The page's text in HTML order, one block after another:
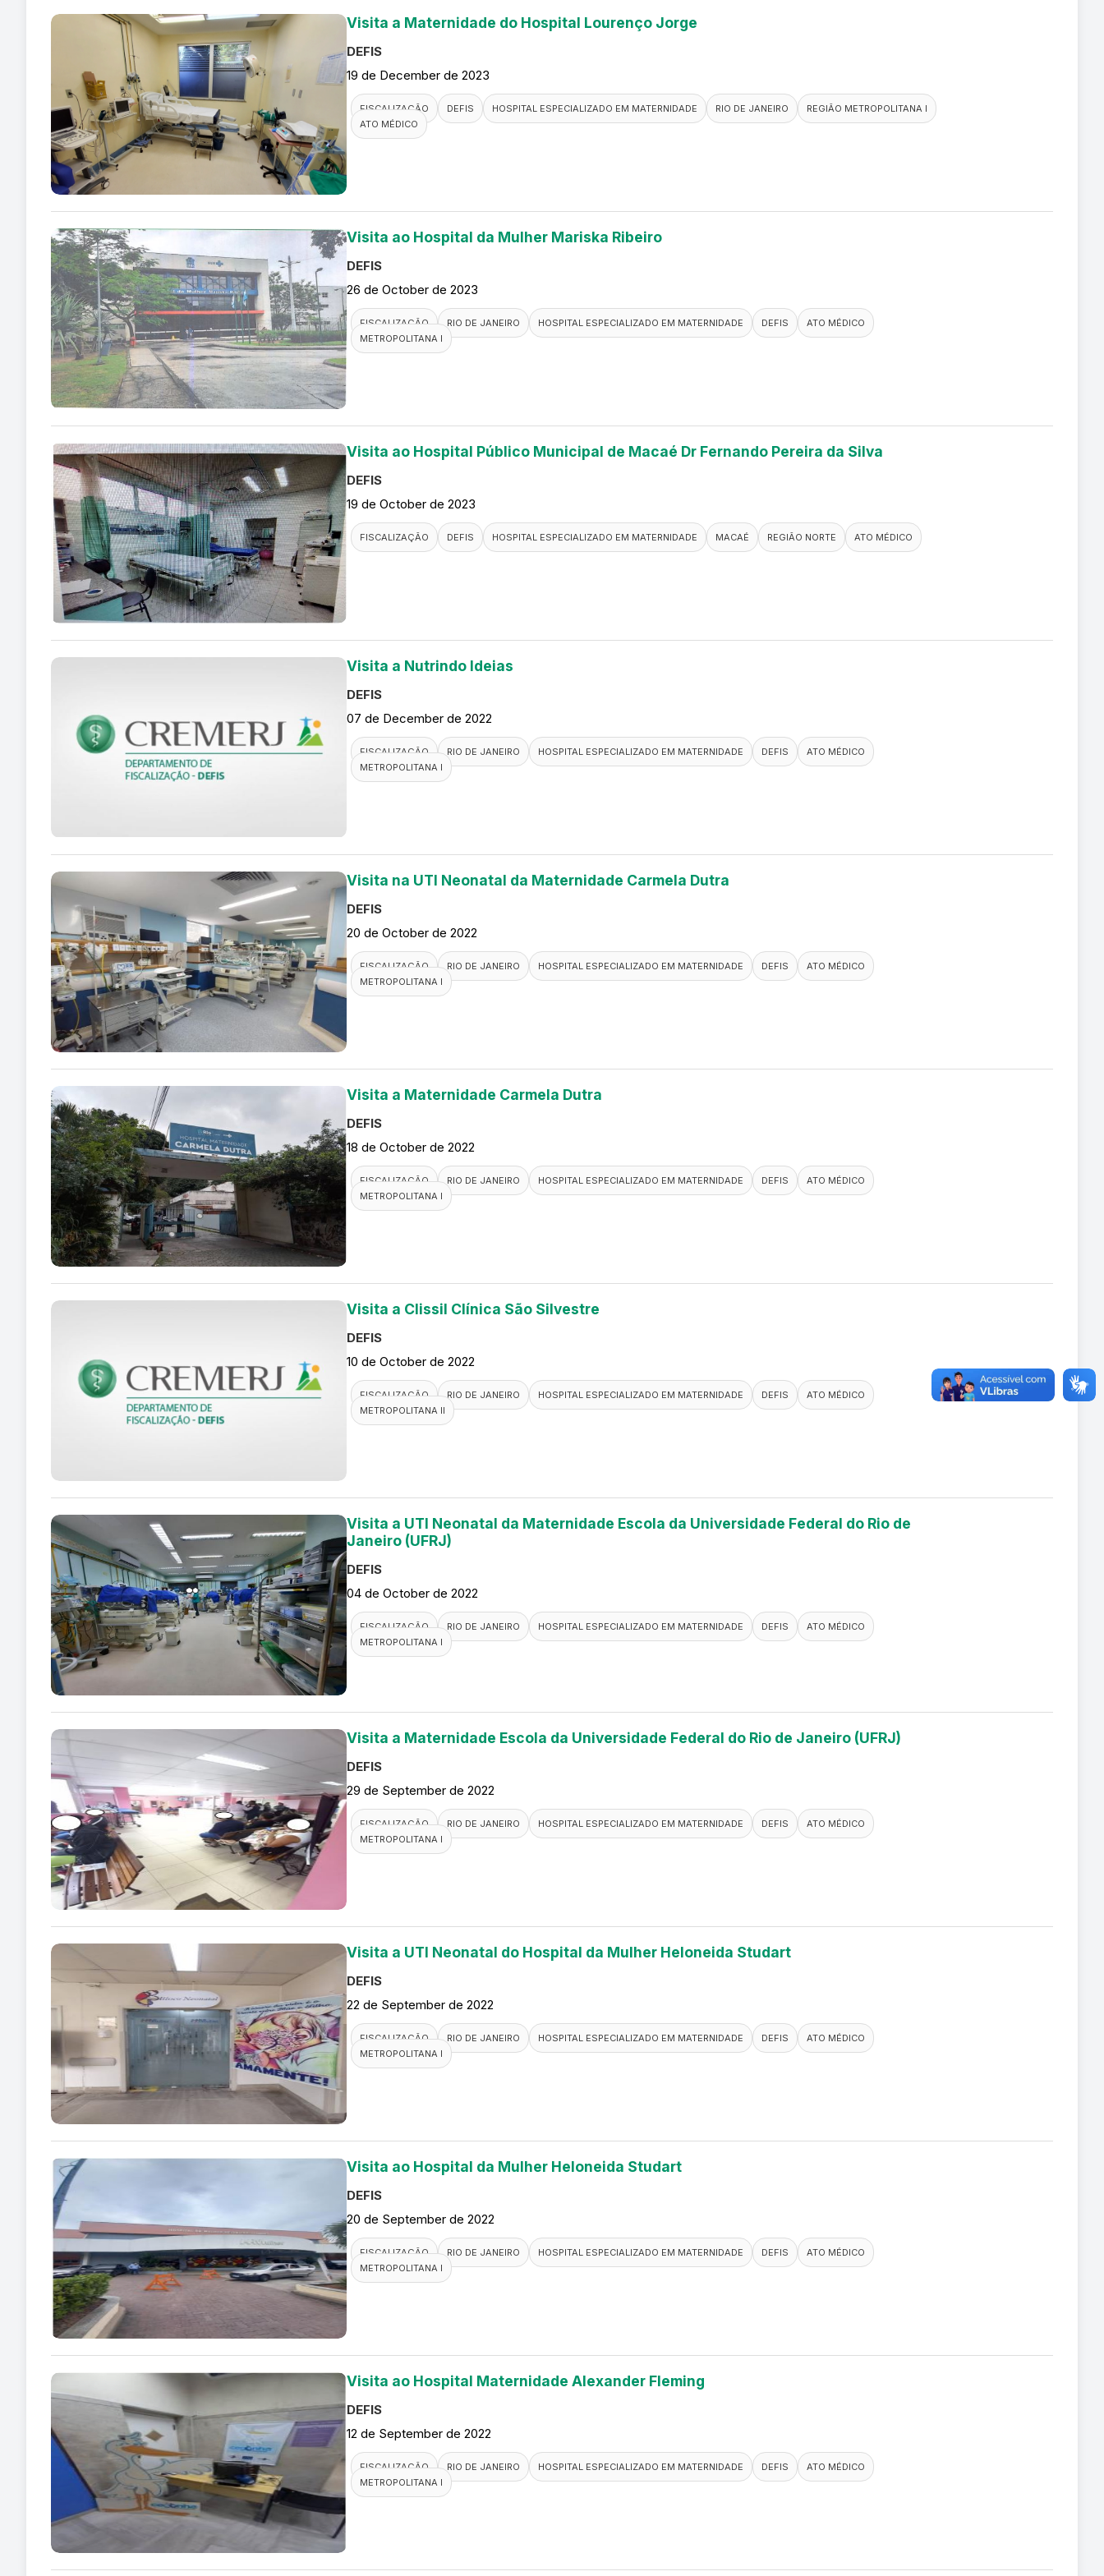
Visita a Maternidade do Hospital Lourenço Jorge
DEFIS
19 de December de 2023
FISCALIZAÇÃO DEFIS HOSPITAL ESPECIALIZADO EM MATERNIDADE RIO DE JANEIRO
REGIÃO METROPOLITANA I
ATO MÉDICO
Visita ao Hospital da Mulher Mariska Ribeiro
DEFIS
26 de October de 2023
FISCALIZAÇÃO RIO DE JANEIRO HOSPITAL ESPECIALIZADO EM MATERNIDADE DEFIS
ATO MÉDICO
METROPOLITANA I
Visita ao Hospital Público Municipal de Macaé Dr Fernando Pereira da Silva
DEFIS
19 de October de 2023
FISCALIZAÇÃO DEFIS HOSPITAL ESPECIALIZADO EM MATERNIDADE MACAÉ REGIÃO NORTE ATO MÉDICO
Visita a Nutrindo Ideias
DEFIS
07 de December de 2022
FISCALIZAÇÃO RIO DE JANEIRO HOSPITAL ESPECIALIZADO EM MATERNIDADE DEFIS
ATO MÉDICO
METROPOLITANA I
Visita na UTI Neonatal da Maternidade Carmela Dutra
DEFIS
20 de October de 2022
FISCALIZAÇÃO RIO DE JANEIRO HOSPITAL ESPECIALIZADO EM MATERNIDADE DEFIS
ATO MÉDICO
METROPOLITANA I
Visita a Maternidade Carmela Dutra
DEFIS
18 de October de 2022
FISCALIZAÇÃO RIO DE JANEIRO HOSPITAL ESPECIALIZADO EM MATERNIDADE DEFIS
ATO MÉDICO
METROPOLITANA I
Visita a Clissil Clínica São Silvestre
DEFIS
10 de October de 2022
FISCALIZAÇÃO RIO DE JANEIRO HOSPITAL ESPECIALIZADO EM MATERNIDADE DEFIS
ATO MÉDICO
METROPOLITANA II
Visita a UTI Neonatal da Maternidade Escola da Universidade Federal do Rio de
Janeiro (UFRJ)
DEFIS
04 de October de 2022
FISCALIZAÇÃO RIO DE JANEIRO HOSPITAL ESPECIALIZADO EM MATERNIDADE DEFIS
ATO MÉDICO
METROPOLITANA I
Visita a Maternidade Escola da Universidade Federal do Rio de Janeiro (UFRJ)
DEFIS
29 de September de 2022
FISCALIZAÇÃO RIO DE JANEIRO HOSPITAL ESPECIALIZADO EM MATERNIDADE DEFIS
ATO MÉDICO
METROPOLITANA I
Visita a UTI Neonatal do Hospital da Mulher Heloneida Studart
DEFIS
22 de September de 2022
FISCALIZAÇÃO RIO DE JANEIRO HOSPITAL ESPECIALIZADO EM MATERNIDADE DEFIS
ATO MÉDICO
METROPOLITANA I
Visita ao Hospital da Mulher Heloneida Studart
DEFIS
20 de September de 2022
FISCALIZAÇÃO RIO DE JANEIRO HOSPITAL ESPECIALIZADO EM MATERNIDADE DEFIS
ATO MÉDICO
METROPOLITANA I
Visita ao Hospital Maternidade Alexander Fleming
DEFIS
12 de September de 2022
FISCALIZAÇÃO RIO DE JANEIRO HOSPITAL ESPECIALIZADO EM MATERNIDADE DEFIS
ATO MÉDICO
METROPOLITANA I